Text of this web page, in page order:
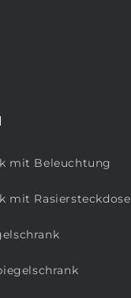
mit Beleuchtung
mit Rasiersteckdose